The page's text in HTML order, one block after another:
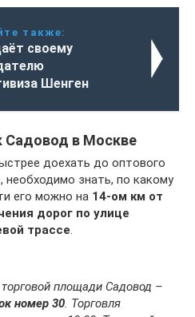
также:
своему
Шенген
Садовод в Москве
доехать до оптового
знать, по какому
его можно на 14-ом км от
дорог по улице
трассе.
площади Садовод –
номер 30. Торговля